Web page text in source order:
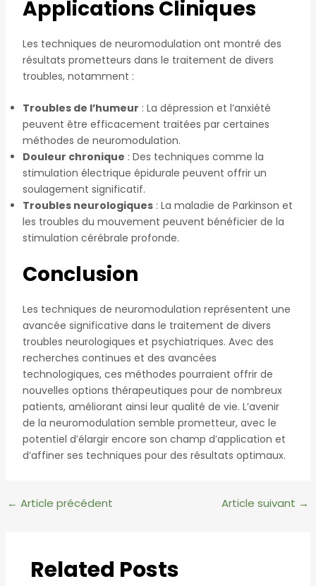
Applications Cliniques
Les techniques de neuromodulation ont montré des
résultats prometteurs dans le traitement de divers
troubles, notamment :
Troubles de l’humeur : La dépression et l’anxiété
peuvent être efficacement traitées par certaines
méthodes de neuromodulation.
Douleur chronique : Des techniques comme la
stimulation électrique épidurale peuvent offrir un
soulagement significatif.
Troubles neurologiques: La maladie de Parkinson et
les troubles du mouvement peuvent bénéficier de la
stimulation cérébrale profonde.
Conclusion
Les techniques de neuromodulation représentent une
avancée significative dans le traitement de divers
troubles neurologiques et psychiatriques. Avec des
recherches continues et des avancées
technologiques, ces méthodes pourraient offrir de
nouvelles options thérapeutiques pour de nombreux
patients, améliorant ainsi leur qualité de vie. L’avenir
de la neuromodulation semble prometteur, avec le
potentiel d’élargir encore son champ d’application et
d’affiner ses techniques pour des résultats optimaux.
Navigation
← Article précédent Article suivant →
Related Posts